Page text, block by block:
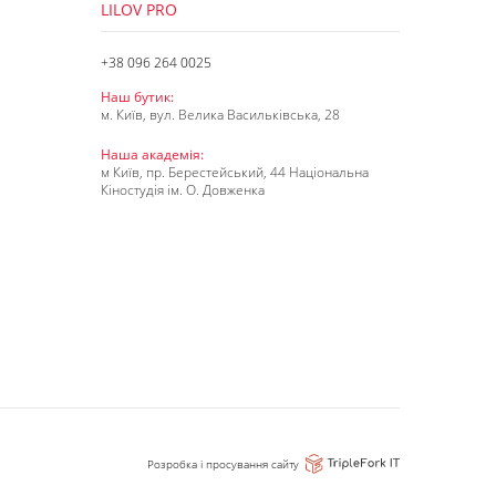
LILOV PRO
+38 096 264 0025
Наш бутик:
м. Київ, вул. Велика Васильківська, 28
Наша академія:
м Київ, пр. Берестейський, 44 Національна
Кіностудія ім. О. Довженка
Розробка і просування сайту